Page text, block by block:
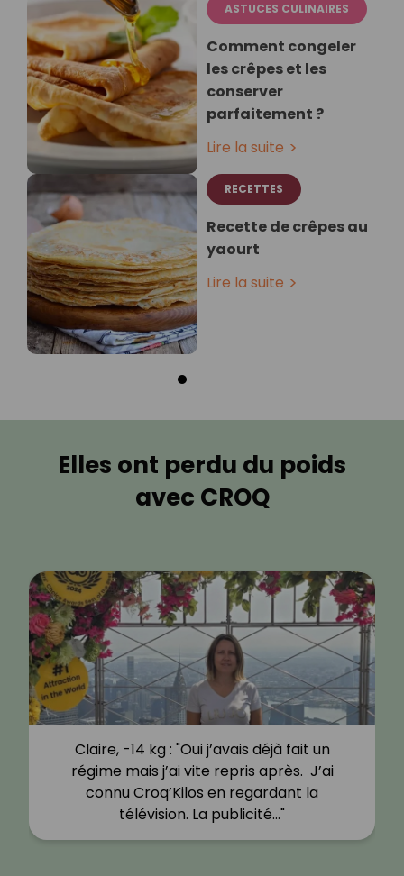
ASTUCES CULINAIRES
Comment congeler
les crêpes et les
conserver
parfaitement ?
Lire la suite
RECETTES
Recette de crêpes au
yaourt
Lire la suite
Elles ont perdu du poids
avec CROQ
Claire, -14 kg : "Oui j’avais déjà fait un
régime mais j’ai vite repris après. J’ai
connu Croq’Kilos en regardant la
télévision. La publicité…"